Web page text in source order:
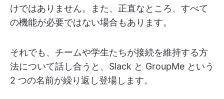
けではありません。また、正直なところ、すべて
の機能が必要ではない場合もあります。
それでも、チームや学生たちが接続を維持する方
法について話し合うと、Slack と GroupMe という
2 つの名前が繰り返し登場します。